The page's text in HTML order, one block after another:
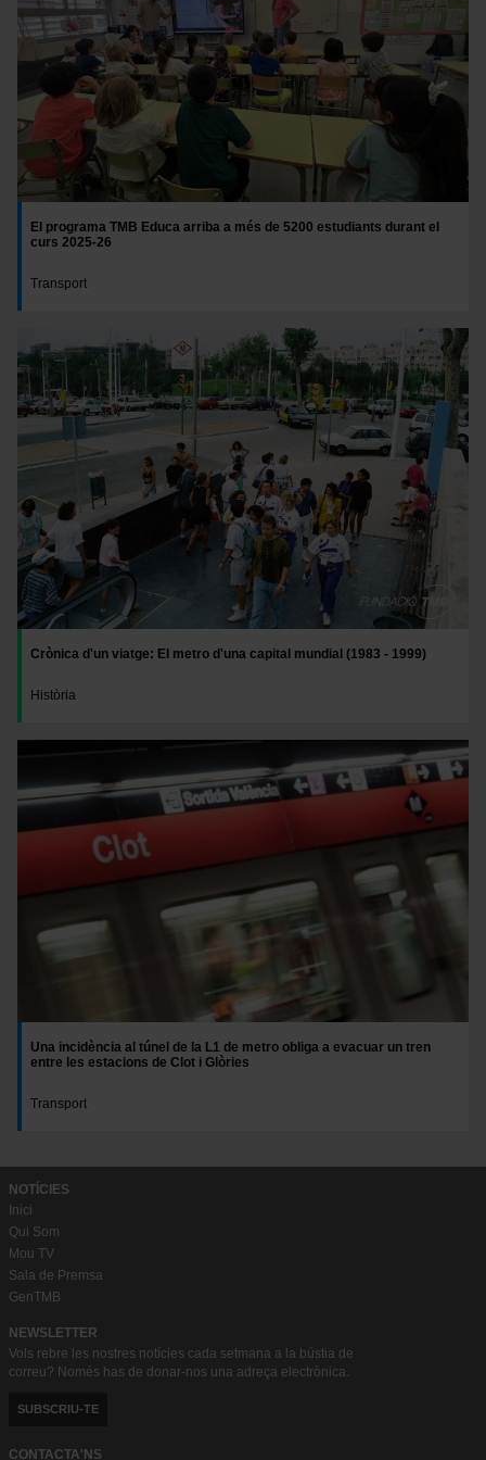
El programa TMB Educa arriba a més de 5200 estudiants durant el
curs 2025-26
Transport
Crònica d'un viatge: El metro d'una capital mundial (1983 - 1999)
Història
Una incidència al túnel de la L1 de metro obliga a evacuar un tren
entre les estacions de Clot i Glòries
Transport
NOTÍCIES
Inici
Qui Som
Mou TV
Sala de Premsa
GenTMB
NEWSLETTER
Vols rebre les nostres notícies cada setmana a la bústia de
correu? Només has de donar-nos una adreça electrònica.
SUBSCRIU-TE
CONTACTA'NS